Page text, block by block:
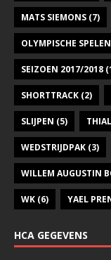
MATS SIEMONS (7)
OLYMPISCHE
SEIZOEN 2017/2018
SHORTTRACK (2)
SLIJPEN (5)
WEDSTRIJDPAK (3)
WILLEM AUGUSTIN
WK (6) YAEL
HCA GEGEVENS